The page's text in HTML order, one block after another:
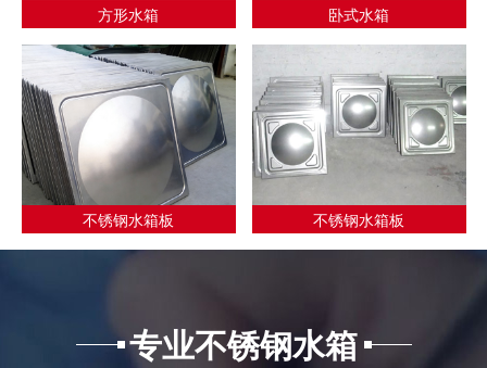
方形水箱 卧式水箱
不锈钢水箱板 不锈钢水箱板
专业不锈钢水箱